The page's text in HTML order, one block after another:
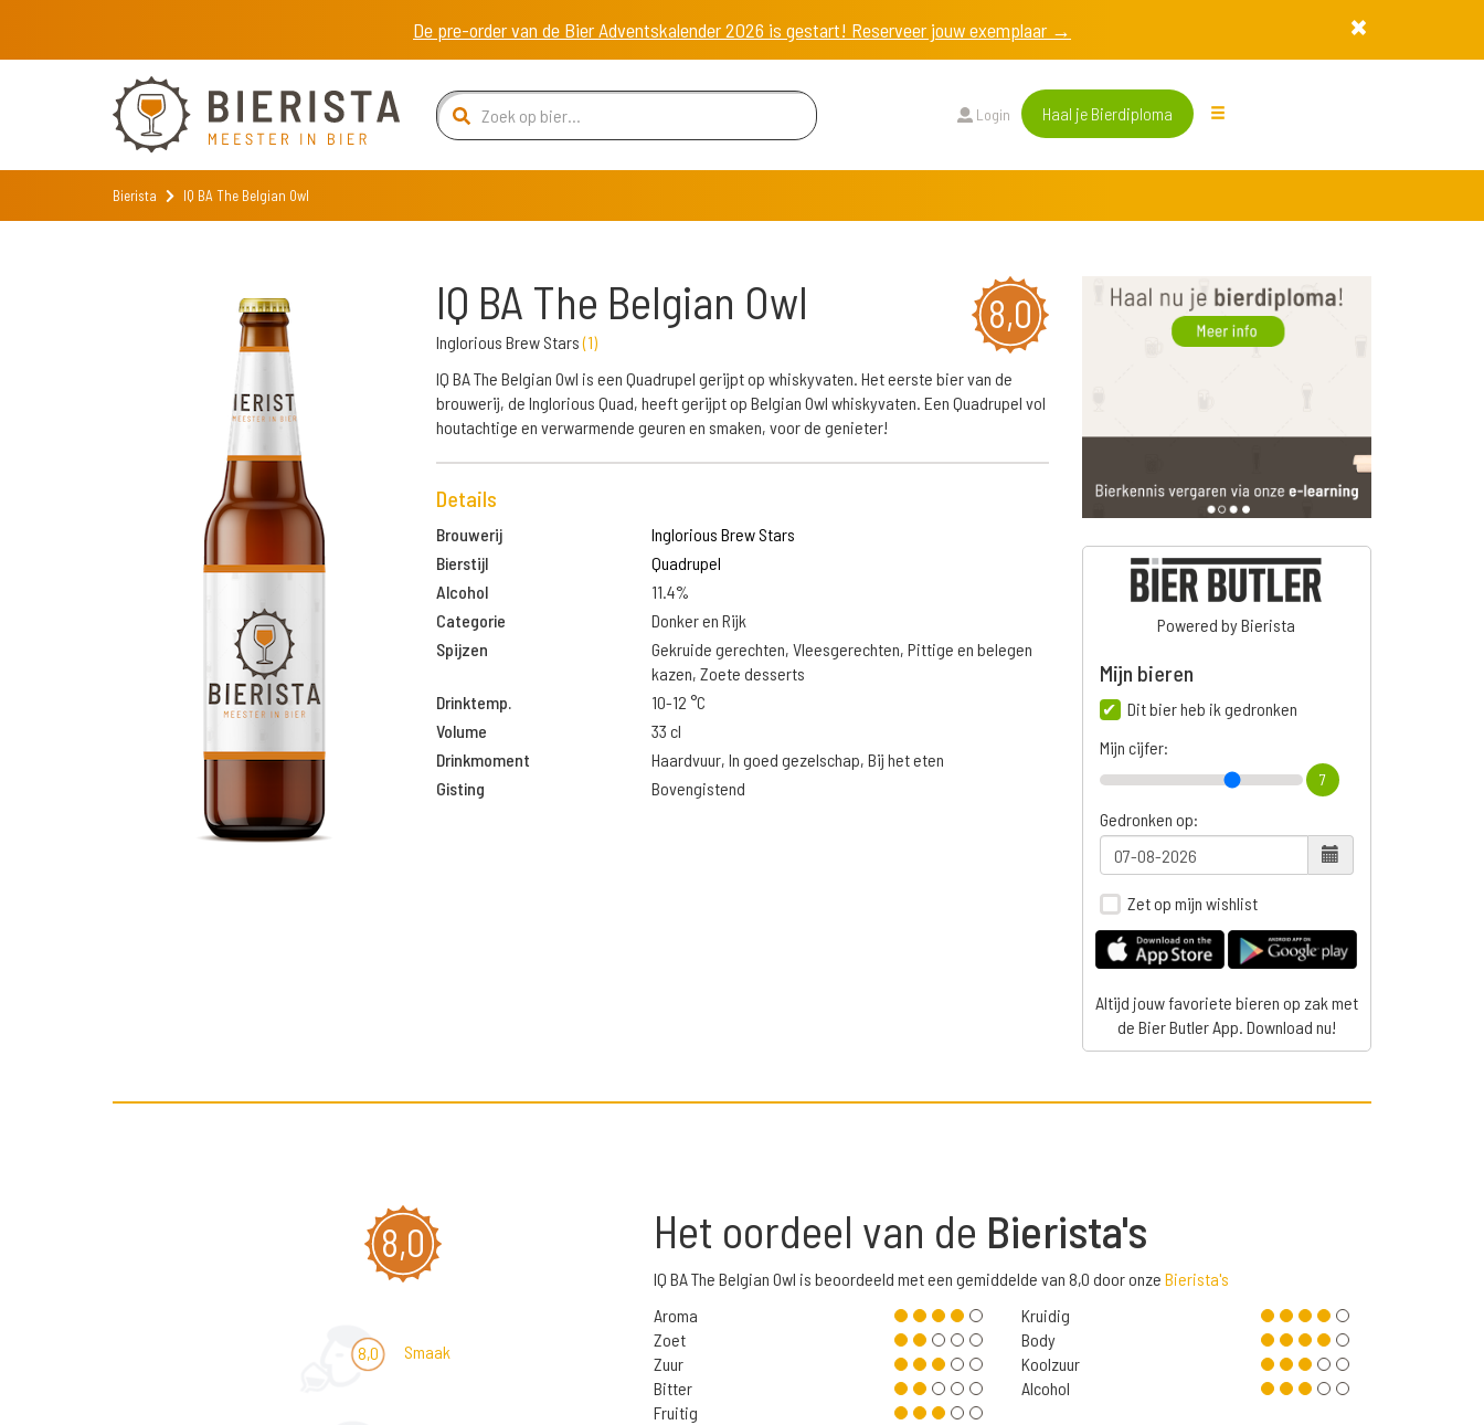
De pre-order van de Bier Adventskalender 2026 is gestart! Reserveer jouw exemplaar →
Login Haal je Bierdiploma
Bierista IQ BA The Belgian Owl
8,0
IQ BA The Belgian Owl
Inglorious Brew Stars(1)
IQ BA The Belgian Owl is een Quadrupel gerijpt op whiskyvaten. Het eerste bier van de
brouwerij, de Inglorious Quad, heeft gerijpt op Belgian Owl whiskyvaten. Een Quadrupel vol
houtachtige en verwarmende geuren en smaken, voor de genieter!
Details
Brouwerij
Inglorious Brew Stars
Bierstijl
Quadrupel
Alcohol
11.4%
Categorie
Donker en Rijk
Spijzen
Gekruide gerechten, Vleesgerechten, Pittige en belegen
kazen, Zoete desserts
Drinktemp.
10-12 °C
Volume
33 cl
Drinkmoment
Haardvuur, In goed gezelschap, Bij het eten
Gisting
Bovengistend
Powered by Bierista
Mijn bieren
Dit bier heb ik gedronken
Mijn cijfer:
7
Gedronken op:
Zet op mijn wishlist
Altijd jouw favoriete bieren op zak met
de Bier Butler App. Download nu!
8,0
8,0 Smaak
Het oordeel van de Bierista's
IQ BA The Belgian Owl is beoordeeld met een gemiddelde van 8,0 door onze Bierista's
Aroma
Zoet
Zuur
Bitter
Fruitig
Kruidig
Body
Koolzuur
Alcohol